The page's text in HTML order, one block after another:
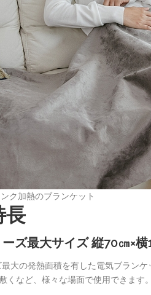
ク加熱のブランケット
長
ズ最大サイズ 縦70㎝×横
大の発熱面積を有した電気ブラン
くなど、様々な場面で使用できます